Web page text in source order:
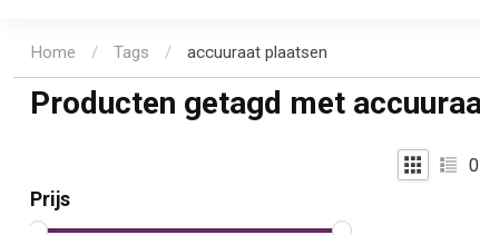
Home / Tags / accuuraat plaatsen
Producten getagd met
Prijs
0